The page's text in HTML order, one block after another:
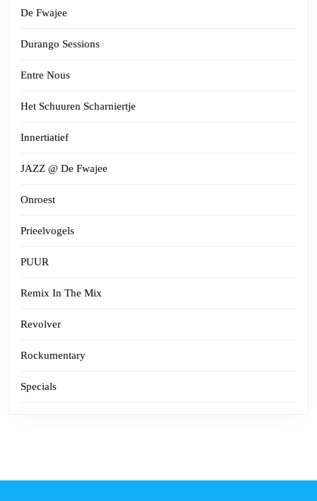
De Fwajee
Durango Sessions
Entre Nous
Het Schuuren Scharniertje
Innertiatief
JAZZ @ De Fwajee
Onroest
Prieelvogels
PUUR
Remix In The Mix
Revolver
Rockumentary
Specials